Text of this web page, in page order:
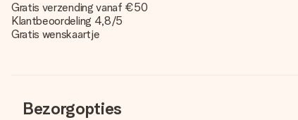
Gratis verzending vanaf €50
Klantbeoordeling 4,8/5
Gratis wenskaartje
Bezorgopties